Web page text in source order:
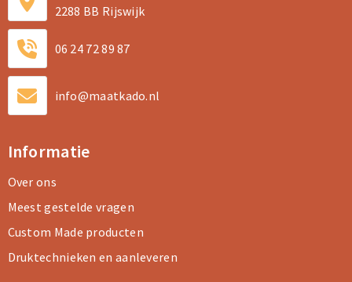
2288 BB Rijswijk
06 24 72 89 87
info@maatkado.nl
Informatie
Over ons
Meest gestelde vragen
Custom Made producten
Druktechnieken en aanleveren